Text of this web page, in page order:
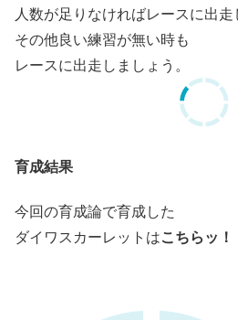
人数が足りなければレースに出走
その他良い練習が無い時も
レースに出走しましょう。
育成結果
今回の育成論で育成した
ダイワスカーレットはこちらッ！